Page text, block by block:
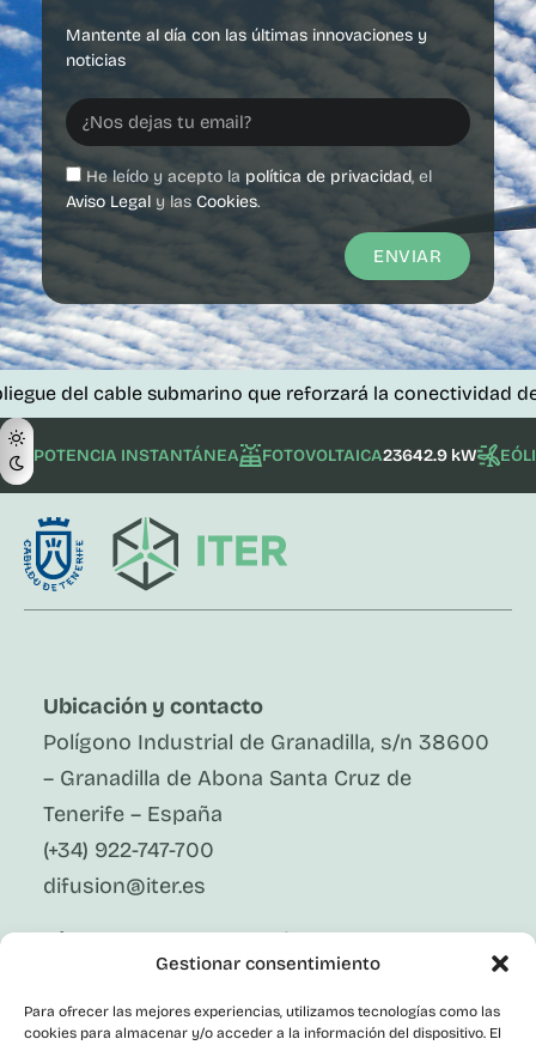
Gestionar consentimiento
Para ofrecer las mejores experiencias, utilizamos tecnologías como las
cookies para almacenar y/o acceder a la información del dispositivo. El
Mantente al día con las últimas innovaciones y
noticias
He leído y acepto la política de privacidad, el
Aviso Legal y las Cookies.
ENVIAR
cable submarino que reforzará la conectividad de las
POTENCIA INSTANTÁNEA FOTOVOLTAICA23642.9 kW
Ubicación y contacto
Polígono Industrial de Granadilla, s/n 38600
– Granadilla de Abona Santa Cruz de
Tenerife – España
(+34) 922-747-700
difusion@iter.es
Síguenos En Redes Sociales
X